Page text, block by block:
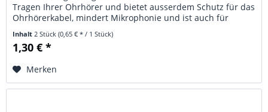
Tragen Ihrer Ohrhörer und bietet ausserdem Schutz für das
Ohrhörerkabel, mindert Mikrophonie und ist auch für
Inhalt 2 Stück(0,65 € * / 1 Stück)
1,30 € *
Merken